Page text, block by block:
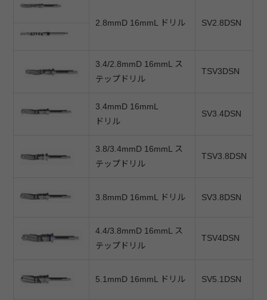
2.8mmD 16mmL ドリル SV2.8DSN
3.4/2.8mmD 16mmL ス
テップドリル
TSV3DSN
3.4mmD 16mmL
ドリル
SV3.4DSN
3.8/3.4mmD 16mmL ス
テップドリル
TSV3.8DSN
3.8mmD 16mmL ドリル SV3.8DSN
4.4/3.8mmD 16mmL ス
テップドリル
TSV4DSN
5.1mmD 16mmL ドリル SV5.1DSN